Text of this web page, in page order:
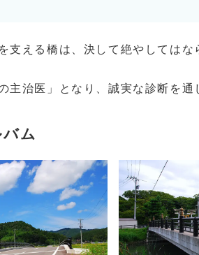
支える橋は、決して絶やしては
主治医」となり、誠実な診断を
ム